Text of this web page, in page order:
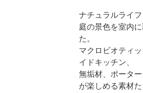
ナチュラルライ
庭の景色を室内
た。
マクロビオティ
イドキッチン、
無垢材、ポータ
が楽しめる素材